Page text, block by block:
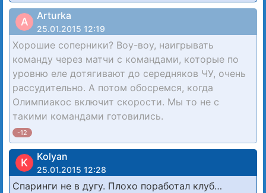
A Arturka
25.01.2015 12:19
Хорошие соперники? Воу-воу, наигрывать
команду через матчи с командами, которые по
уровню еле дотягивают до середняков ЧУ, очень
рассудительно. А потом обосремся, когда
Олимпиакос включит скорости. Мы то не с
такими командами готовились.
-12
K Kolyan
25.01.2015 12:28
Спаринги не в дугу. Плохо поработал клуб…